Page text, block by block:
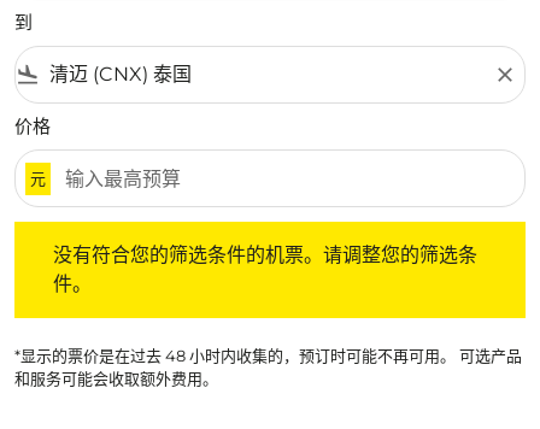
到
flight_land close
价格
元
没有符合您的筛选条件的机票。请调整您的筛选条
件。
*显示的票价是在过去 48 小时内收集的，预订时可能不再可用。 可选产品
和服务可能会收取额外费用。